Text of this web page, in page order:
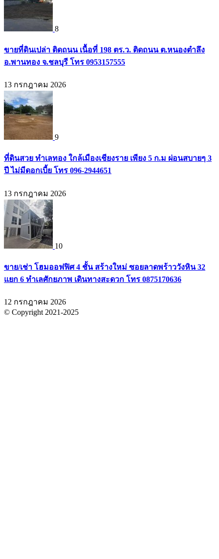
8
ขายที่ดินเปล่า ติดถนน เนื้อที่ 198 ตร.ว. ติดถนน ต.หนองตำลึง
อ.พานทอง จ.ชลบุรี โทร 0953157555
13 กรกฎาคม 2026
9
ที่ดินสวย ทำเลทอง ใกล้เมืองเชียงราย เพียง 5 ก.ม ผ่อนสบายๆ 3
ปี ไม่มีดอกเบี้ย โทร 096-2944651
13 กรกฎาคม 2026
10
ขาย/เช่า โฮมออฟฟิศ 4 ชั้น สร้างใหม่ ซอยลาดพร้าววังหิน 32
แยก 6 ทำเลศักยภาพ เดินทางสะดวก โทร 0875170636
12 กรกฎาคม 2026
© Copyright 2021-2025